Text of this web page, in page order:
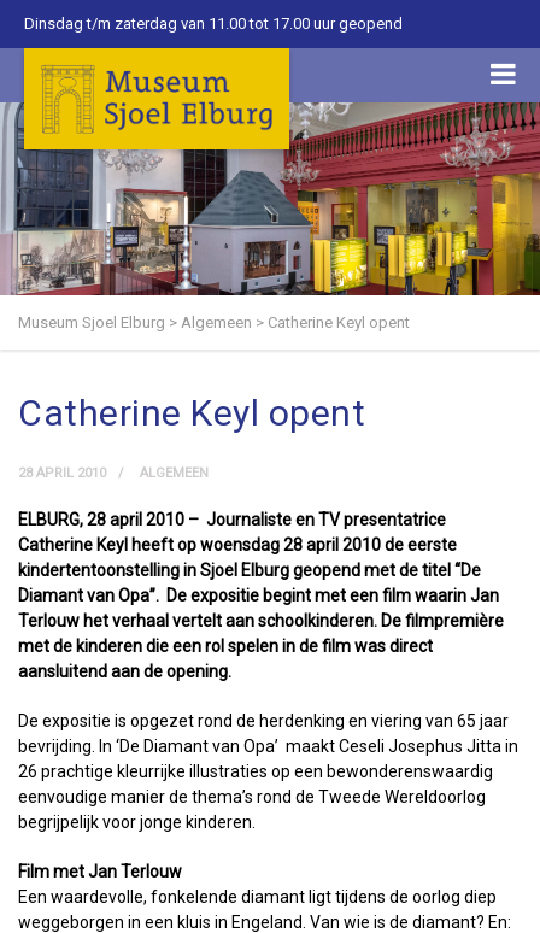
Dinsdag t/m zaterdag van 11.00 tot 17.00 uur geopend
Museum Sjoel Elburg > Algemeen > Catherine Keyl opent
Catherine Keyl opent
28 APRIL 2010 ALGEMEEN
ELBURG, 28 april 2010 – Journaliste en TV presentatrice
Catherine Keyl heeft op woensdag 28 april 2010 de eerste
kindertentoonstelling in Sjoel Elburg geopend met de titel “De
Diamant van Opa”. De expositie begint met een film waarin Jan
Terlouw het verhaal vertelt aan schoolkinderen. De filmpremière
met de kinderen die een rol spelen in de film was direct
aansluitend aan de opening.
De expositie is opgezet rond de herdenking en viering van 65 jaar
bevrijding. In ‘De Diamant van Opa’ maakt Ceseli Josephus Jitta in
26 prachtige kleurrijke illustraties op een bewonderenswaardig
eenvoudige manier de thema’s rond de Tweede Wereldoorlog
begrijpelijk voor jonge kinderen.
Film met Jan Terlouw
Een waardevolle, fonkelende diamant ligt tijdens de oorlog diep
weggeborgen in een kluis in Engeland. Van wie is de diamant? En: